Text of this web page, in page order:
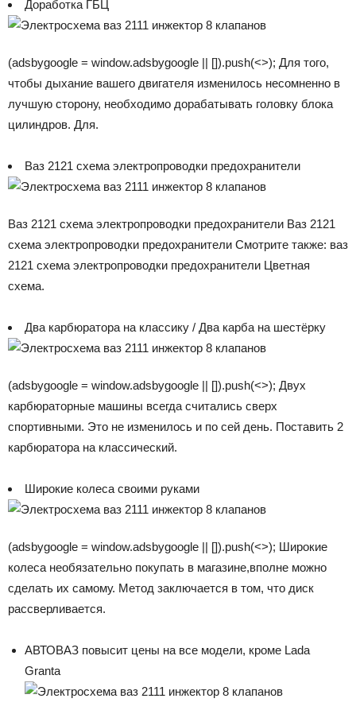
Доработка ГБЦ
(adsbygoogle = window.adsbygoogle || []).push(<>); Для того,
чтобы дыхание вашего двигателя изменилось несомненно в
лучшую сторону, необходимо дорабатывать головку блока
цилиндров. Для.
Ваз 2121 схема электропроводки предохранители
Ваз 2121 схема электропроводки предохранители Ваз 2121
схема электропроводки предохранители Смотрите также: ваз
2121 схема электропроводки предохранители Цветная
схема.
Два карбюратора на классику / Два карба на шестёрку
(adsbygoogle = window.adsbygoogle || []).push(<>); Двух
карбюраторные машины всегда считались сверх
спортивными. Это не изменилось и по сей день. Поставить 2
карбюратора на классический.
Широкие колеса своими руками
(adsbygoogle = window.adsbygoogle || []).push(<>); Широкие
колеса необязательно покупать в магазине,вполне можно
сделать их самому. Метод заключается в том, что диск
рассверливается.
АВТОВАЗ повысит цены на все модели, кроме Lada
Granta